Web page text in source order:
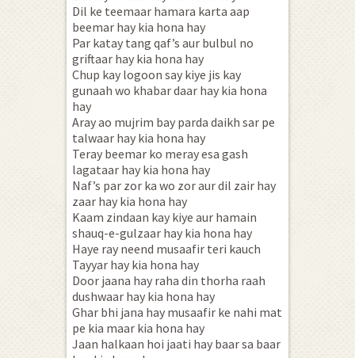
Dil ke teemaar hamara karta aap
beemar hay kia hona hay
Par katay tang qaf’s aur bulbul no
griftaar hay kia hona hay
Chup kay logoon say kiye jis kay
gunaah wo khabar daar hay kia hona
hay
Aray ao mujrim bay parda daikh sar pe
talwaar hay kia hona hay
Teray beemar ko meray esa gash
lagataar hay kia hona hay
Naf’s par zor ka wo zor aur dil zair hay
zaar hay kia hona hay
Kaam zindaan kay kiye aur hamain
shauq-e-gulzaar hay kia hona hay
Haye ray neend musaafir teri kauch
Tayyar hay kia hona hay
Door jaana hay raha din thorha raah
dushwaar hay kia hona hay
Ghar bhi jana hay musaafir ke nahi mat
pe kia maar kia hona hay
Jaan halkaan hoi jaati hay baar sa baar